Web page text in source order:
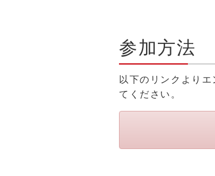
参加方法
以下のリンクより
てください。